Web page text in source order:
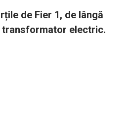
de Fier 1, de lângă
transformator electric.